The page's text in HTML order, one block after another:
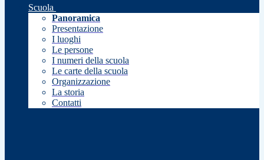
Scuola
Panoramica
Presentazione
I luoghi
Le persone
I numeri della scuola
Le carte della scuola
Organizzazione
La storia
Contatti